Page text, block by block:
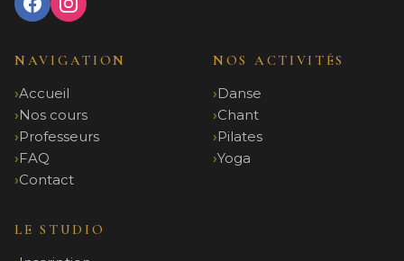
NAVIGATION
Accueil
Nos cours
Professeurs
FAQ
Contact
NOS ACTIVITÉS
Danse
Chant
Pilates
Yoga
LE STUDIO